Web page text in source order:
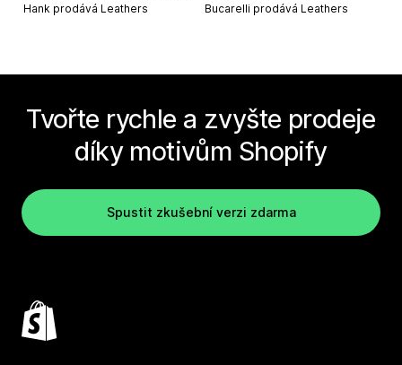
Hank prodává Leathers Bucarelli prodává Leathers
Tvořte rychle a zvyšte prodeje
díky motivům Shopify
Spustit zkušební verzi zdarma